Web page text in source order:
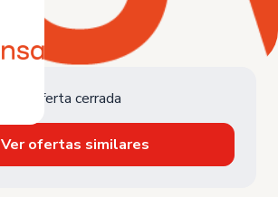
Oferta cerrada
Ver ofertas similares